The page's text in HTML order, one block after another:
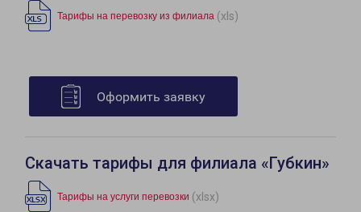
Тарифы на перевозку из филиала (xls)
Оформить заявку
Скачать тарифы для филиала «Губкин»
Тарифы на услуги перевозки (xlsx)